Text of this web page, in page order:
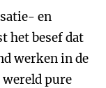
en
het besef dat
werken in de
pure